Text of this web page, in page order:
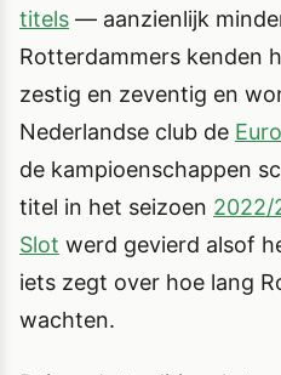
titels — aanzienlijk
Rotterdammers kenden
zestig en zeventig en
Nederlandse club de
de kampioenschappen
titel in het seizoen 2022/
Slot werd gevierd alsof
iets zegt over hoe lang
wachten.